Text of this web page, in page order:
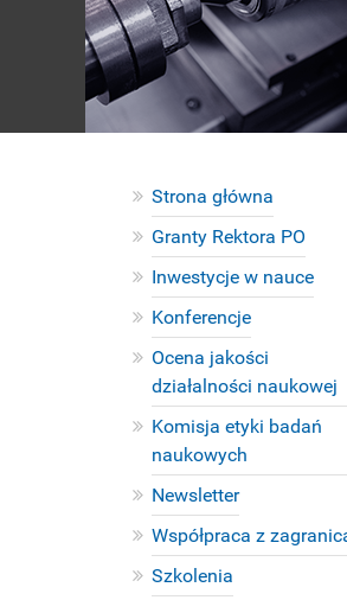
Strona główna
Granty Rektora PO
Inwestycje w nauce
Konferencje
Ocena jakości
działalności naukowej
Komisja etyki badań
naukowych
Newsletter
Współpraca z
Szkolenia